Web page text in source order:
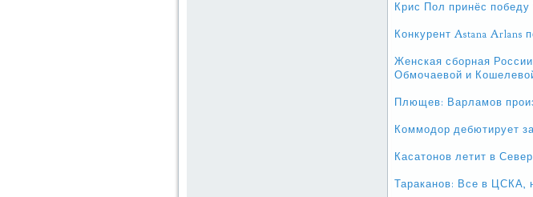
Крис Пол принёс
Конкурент Astana Arlans
Женская сборная
Обмочаевой и
Плющев: Варламов
Коммодор дебютирует
Касатонов летит в
Тараканов: Все в ЦСКА,